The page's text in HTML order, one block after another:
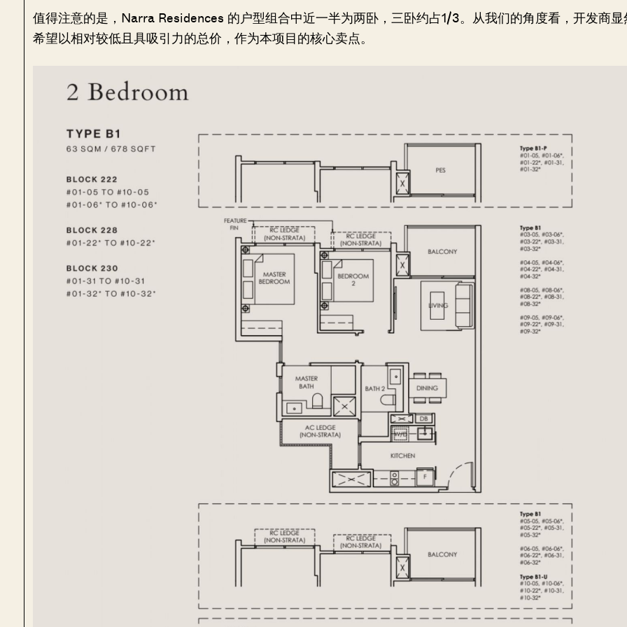
值得注意的是，Narra Residences 的户型组合中近一半为两卧，三卧约占1/3。从我们的角度看，开发商显
希望以相对较低且具吸引力的总价，作为本项目的核心卖点。